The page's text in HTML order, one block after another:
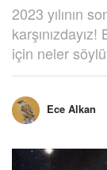
2023 yılının
için neler
Ece Alkan